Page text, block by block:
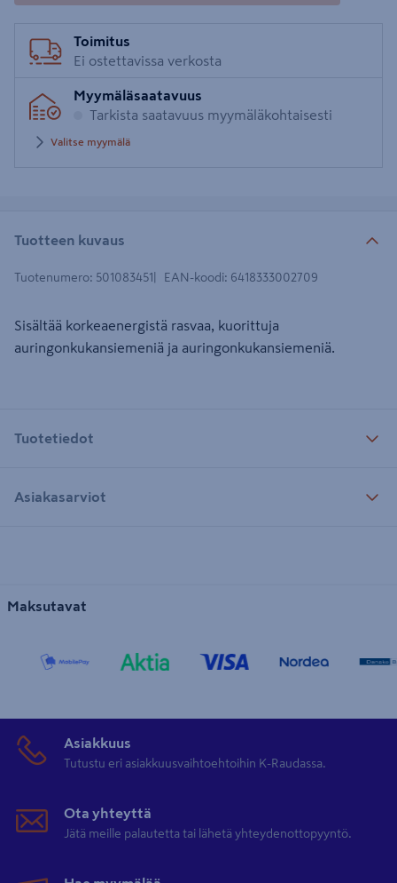
Toimitus
Ei ostettavissa verkosta
Myymäläsaatavuus
Tarkista saatavuus myymäläkohtaisesti
Valitse myymälä
Tuotteen kuvaus
Tuotenumero: 501083451 EAN-koodi: 6418333002709
Sisältää korkeaenergistä rasvaa, kuorittuja
auringonkukansiemeniä ja auringonkukansiemeniä.
Tuotetiedot
Asiakasarviot
Maksutavat
Asiakkuus
Tutustu eri asiakkuusvaihtoehtoihin K-Raudassa.
Ota yhteyttä
Jätä meille palautetta tai lähetä yhteydenottopyyntö.